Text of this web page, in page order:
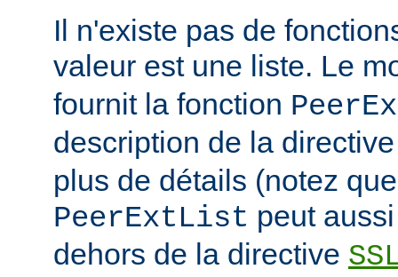
Il n'existe pas de
valeur est une liste. Le
fournit la fonction
description de la
plus de détails (notez
PeerExtList peut
dehors de la directive